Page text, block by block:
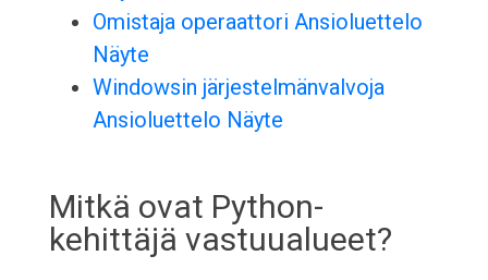
Omistaja operaattori Ansioluettelo
Näyte
Windowsin järjestelmänvalvoja
Ansioluettelo Näyte
Mitkä ovat Python-
kehittäjä vastuualueet?